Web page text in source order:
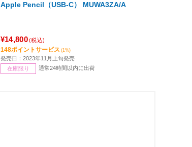
Apple Pencil（USB-C） MUWA3ZA/A
¥14,800(税込)
148ポイントサービス (1%)
発売日：2023年11月上旬発売
在庫限り
通常24時間以内に出荷